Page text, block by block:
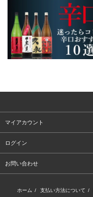
マイアカウント
ログイン
お問い合わせ
ホーム / 支払い方法について /